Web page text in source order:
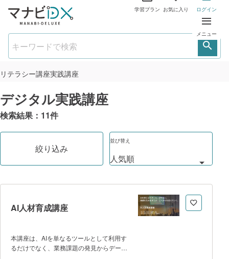
学習プラン お気に入り ログイン
メニュー
リテラシー講座実践講座
デジタル実践講座
検索結果： 11件
絞り込み
並び替え
AI人材育成講座
本講座は、AIを単なるツールとして利用す
るだけでなく、業務課題の発見からデータ